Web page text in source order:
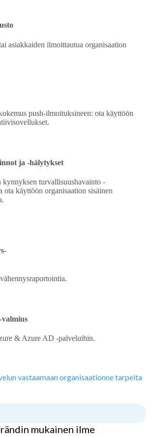
asiakkaiden ilmoittautua organisaation
push-ilmoituksineen: ota käyttöön
ja -hälytykset
kynnyksen turvallisuushavainto -
ota käyttöön organisaation sisäinen
& Azure AD -palveluihin.
vastaamaan organisaationne tarpeita
mukainen ilme